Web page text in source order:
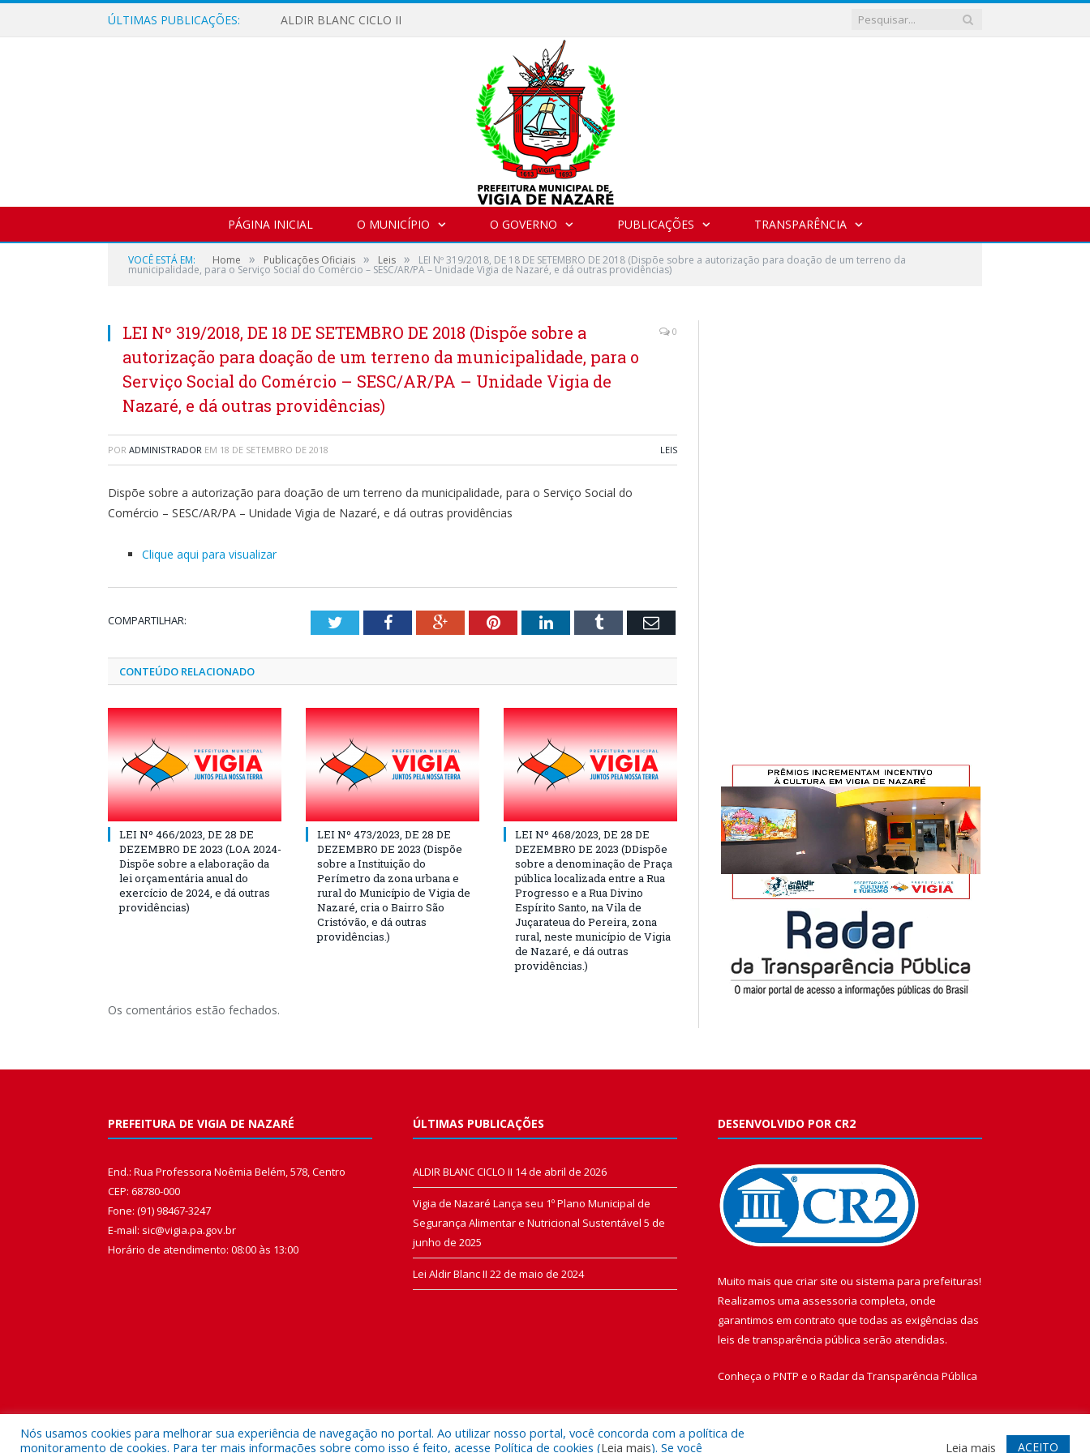
ÚLTIMAS PUBLICAÇÕES: ALDIR BLANC CICLO II
PÁGINA INICIAL O MUNICÍPIO O GOVERNO PUBLICAÇÕES TRANSPARÊNCIA
VOCÊ ESTÁ EM: Home » Publicações Oficiais » Leis » LEI Nº 319/2018, DE 18 DE SETEMBRO DE 2018 (Dispõe sobre a autorização para doação de um terreno da
municipalidade, para o Serviço Social do Comércio – SESC/AR/PA – Unidade Vigia de Nazaré, e dá outras providências)
LEI Nº 319/2018, DE 18 DE SETEMBRO DE 2018 (Dispõe sobre a
autorização para doação de um terreno da municipalidade, para o
Serviço Social do Comércio – SESC/AR/PA – Unidade Vigia de
Nazaré, e dá outras providências)
0
POR ADMINISTRADOR EM 18 DE SETEMBRO DE 2018 LEIS
Dispõe sobre a autorização para doação de um terreno da municipalidade, para o Serviço Social do
Comércio – SESC/AR/PA – Unidade Vigia de Nazaré, e dá outras providências
Clique aqui para visualizar
COMPARTILHAR: TwitterFacebookGoogle+PinterestLinkedInTumblr Email
CONTEÚDO RELACIONADO
LEI Nº 466/2023, DE 28 DE
DEZEMBRO DE 2023 (LOA 2024-
Dispõe sobre a elaboração da
lei orçamentária anual do
exercício de 2024, e dá outras
providências)
LEI Nº 473/2023, DE 28 DE
DEZEMBRO DE 2023 (Dispõe
sobre a Instituição do
Perímetro da zona urbana e
rural do Município de Vigia de
Nazaré, cria o Bairro São
Cristóvão, e dá outras
providências.)
LEI Nº 468/2023, DE 28 DE
DEZEMBRO DE 2023 (DDispõe
sobre a denominação de Praça
pública localizada entre a Rua
Progresso e a Rua Divino
Espírito Santo, na Vila de
Juçarateua do Pereira, zona
rural, neste município de Vigia
de Nazaré, e dá outras
providências.)
Os comentários estão fechados.
PREFEITURA DE VIGIA DE NAZARÉ
End.: Rua Professora Noêmia Belém, 578, Centro
CEP: 68780-000
Fone: (91) 98467-3247
E-mail: sic@vigia.pa.gov.br
Horário de atendimento: 08:00 às 13:00
ÚLTIMAS PUBLICAÇÕES
ALDIR BLANC CICLO II 14 de abril de 2026
Vigia de Nazaré Lança seu 1º Plano Municipal de
Segurança Alimentar e Nutricional Sustentável 5 de
junho de 2025
Lei Aldir Blanc II 22 de maio de 2024
DESENVOLVIDO POR CR2
Muito mais que criar site ou sistema para prefeituras!
Realizamos uma assessoria completa, onde
garantimos em contrato que todas as exigências das
leis de transparência pública serão atendidas.
Conheça o PNTP e o Radar da Transparência Pública
Nós usamos cookies para melhorar sua experiência de navegação no portal. Ao utilizar nosso portal, você concorda com a política de
monitoramento de cookies. Para ter mais informações sobre como isso é feito, acesse Política de cookies (Leia mais). Se você Leia mais ACEITO